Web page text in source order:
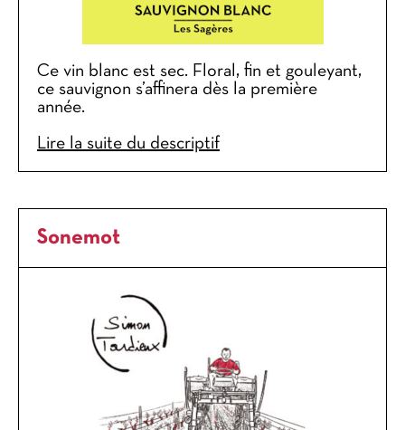
Ce vin blanc est sec. Floral, fin et gouleyant,
ce sauvignon s’affinera dès la première
année.
Lire la suite du descriptif
Sonemot